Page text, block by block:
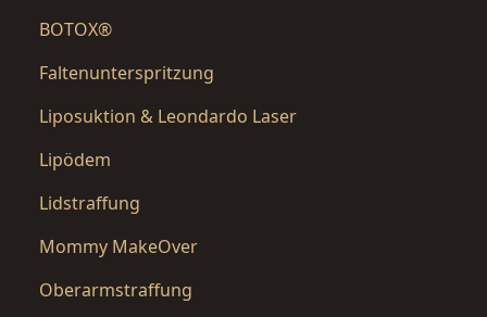
BOTOX®
Faltenunterspritzung
Liposuktion & Leondardo Laser
Lipödem
Lidstraffung
Mommy MakeOver
Oberarmstraffung